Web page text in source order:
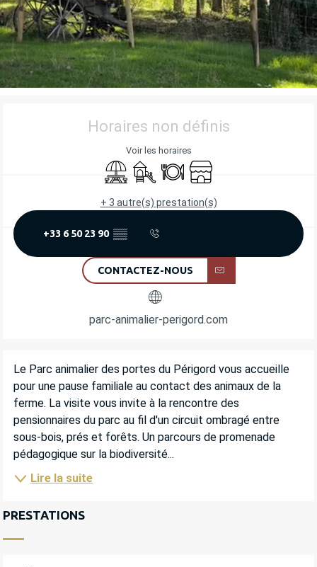
OUVERTURE ET COORDONNÉES
Horaires non définis
Voir les horaires
Aire de pique nique
Jeux pour enfants / Espace jeux
Restaurant
Boutique
+ 3 autre(s) prestation(s)
+33 6 50 23 90 ▒▒
CONTACTEZ-NOUS
parc-animalier-perigord.com
DESCRIPTION
Le Parc animalier des portes du Périgord vous accueille
pour une pause familiale au contact des animaux de la
ferme. La visite vous invite à la rencontre des
pensionnaires du parc au fil d'un circuit ombragé entre
sous-bois, prés et forêts. Un parcours de promenade
pédagogique sur la biodiversité...
Lire la suite
PRESTATIONS